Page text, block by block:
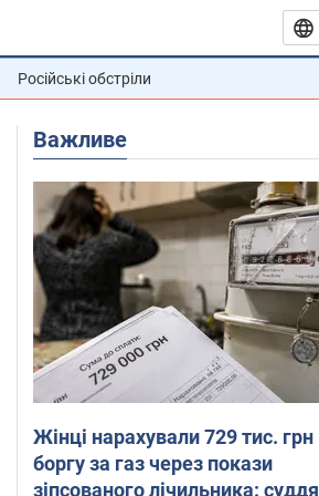
Російські обстріли
Важливе
Жінці нарахували 729 тис. грн
боргу за газ через покази
зіпсованого лічильника: суддя